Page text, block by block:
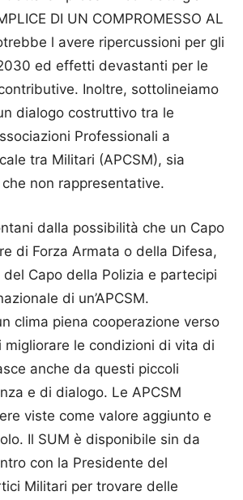
DI UN COMPROMESSO AL
l avere ripercussioni per gli
ed effetti devastanti per le
Inoltre, sottolineiamo
dialogo costruttivo tra le
Professionali a
tra Militari (APCSM), sia
non rappresentative.
dalla possibilità che un Capo
di Forza Armata o della Difesa,
del Capo della Polizia e partecipi
di un’APCSM.
clima piena cooperazione verso
migliorare le condizioni di vita di
anche da questi piccoli
e di dialogo. Le APCSM
viste come valore aggiunto e
Il SUM è disponibile sin da
con la Presidente del
Militari per trovare delle